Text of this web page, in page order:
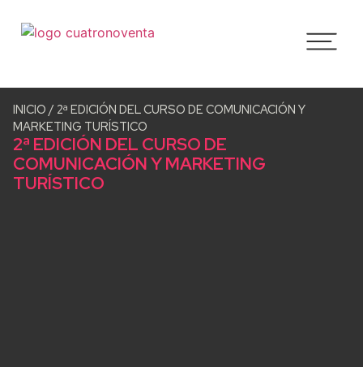
INICIO / 2ª EDICIÓN DEL CURSO DE COMUNICACIÓN Y
MARKETING TURÍSTICO
2ª EDICIÓN DEL CURSO DE
COMUNICACIÓN Y MARKETING
TURÍSTICO